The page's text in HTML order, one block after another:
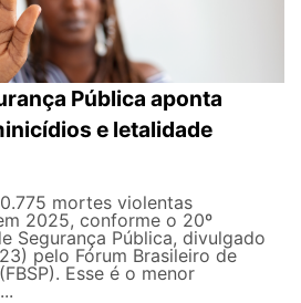
Pública aponta
e letalidade
mortes violentas
2025, conforme o 20º
Segurança Pública, divulgado
pelo Fórum Brasileiro de
Esse é o menor